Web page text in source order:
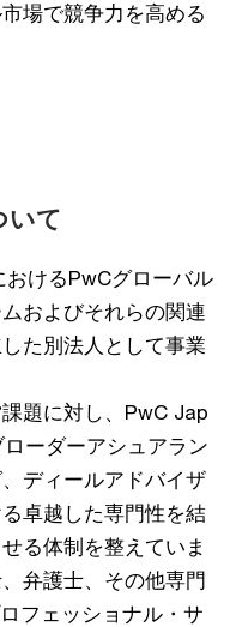
場で競争力を高める
いて
けるPwCグローバル
およびそれらの関連
た別法人として事業
題に対し、PwC Jap
ーダーアシュアラン
ディールアドバイザ
卓越した専門性を結
る体制を整えていま
弁護士、その他専門
フェッショナル・サ